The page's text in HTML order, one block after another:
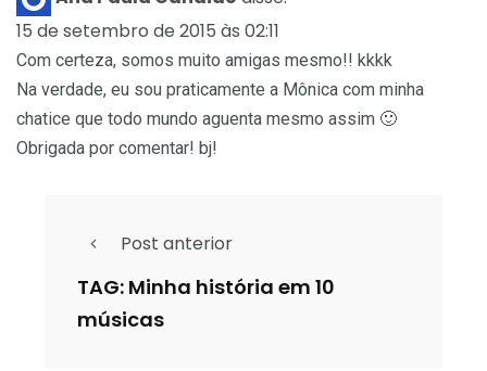
15 de setembro de 2015 às 02:11
Com certeza, somos muito amigas mesmo!! kkkk
Na verdade, eu sou praticamente a Mônica com minha
chatice que todo mundo aguenta mesmo assim 🙂
Obrigada por comentar! bj!
Post anterior
TAG: Minha história em 10
músicas